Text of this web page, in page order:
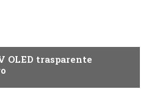
OLED trasparente